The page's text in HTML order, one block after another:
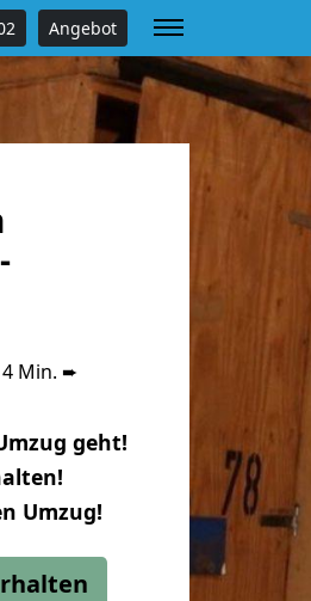
Angebot
Min. ➨
geht!
Umzug!